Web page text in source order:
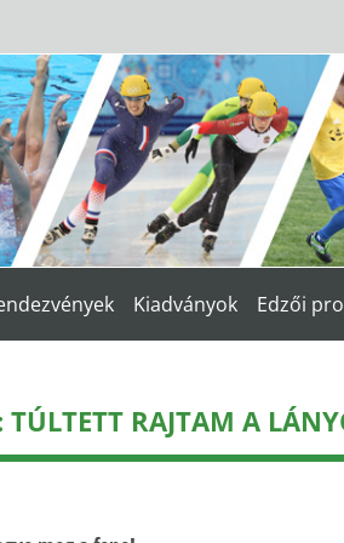
Kiadványok Edzői
TÚLTETT RAJTAM A